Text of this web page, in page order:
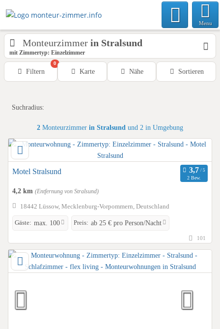
Menu
Monteurzimmer in Stralsund
mit Zimmertyp: Einzelzimmer
Filtern
0
Karte Nähe Sortieren
Suchradius:
2 Monteurzimmer in Stralsund und 2 in Umgebung
Motel Stralsund
2 Bew.
4,2 km (Entfernung von Stralsund)
18442 Lüssow, Mecklenburg-Vorpommern, Deutschland
Gäste: max. 100 Preis: ab 25 € pro Person/Nacht
101